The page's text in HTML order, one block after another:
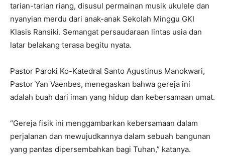
tarian-tarian riang, disusul permainan musik ukulele dan
nyanyian merdu dari anak-anak Sekolah Minggu GKI
Klasis Ransiki. Semangat persaudaraan lintas usia dan
latar belakang terasa begitu nyata.
Pastor Paroki Ko-Katedral Santo Agustinus Manokwari,
Pastor Yan Vaenbes, menegaskan bahwa gereja ini
adalah buah dari iman yang hidup dan kebersamaan umat.
“Gereja fisik ini menggambarkan kebersamaan dalam
perjalanan dan mewujudkannya dalam sebuah bangunan
yang pantas dipersembahkan bagi Tuhan,” katanya.